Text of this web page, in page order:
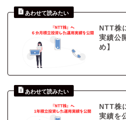
NTT株
実績公
め】
NTT株
実績を